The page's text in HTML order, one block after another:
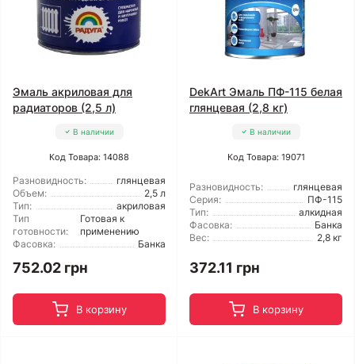
Эмаль акриловая для
радиаторов (2,5 л)
В наличии
Код Товара: 14088
Разновидность:
глянцевая
Объем:
2,5 л
Тип:
акриловая
Тип
готовности:
Готовая к
применению
Фасовка:
Банка
752.02 грн
В корзину
DekArt Эмаль ПФ-115 белая
глянцевая (2,8 кг)
В наличии
Код Товара: 19071
Разновидность:
глянцевая
Серия:
ПФ-115
Тип:
алкидная
Фасовка:
Банка
Вес:
2,8 кг
372.11 грн
В корзину